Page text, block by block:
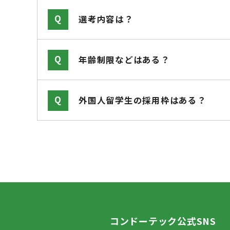
選考内容は？
年齢制限などはある？
外国人留学生の採用枠はある？
コンドーテック公式SNS